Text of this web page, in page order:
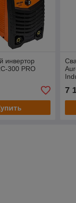
инвертор
300 PRO
7